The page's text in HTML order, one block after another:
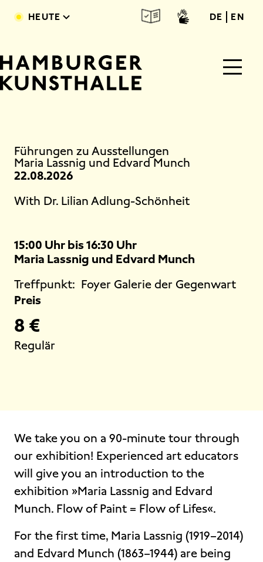
Direkt zum Inhalt
HEUTE DE deutsch
EN
Führungen zu Ausstellungen
Maria Lassnig und Edvard Munch
22.08.2026
With Dr. Lilian Adlung-Schönheit
15:00 Uhr bis 16:30 Uhr
Maria Lassnig und Edvard Munch
Treffpunkt: Foyer Galerie der Gegenwart
Preis
8 €
Regulär
We take you on a 90-minute tour through
our exhibition! Experienced art educators
will give you an introduction to the
exhibition »Maria Lassnig and Edvard
Munch. Flow of Paint = Flow of Lifes«.
For the first time, Maria Lassnig (1919–2014)
and Edvard Munch (1863–1944) are being